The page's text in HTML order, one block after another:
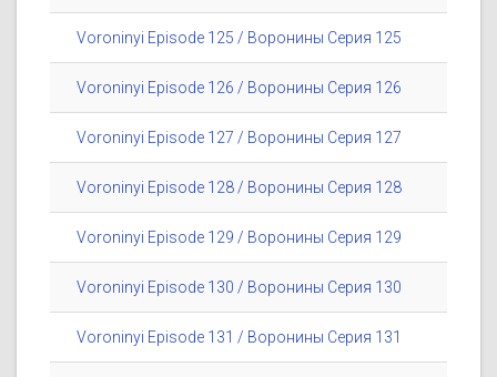
Voroninyi Episode 125 / Воронины Серия 125
Voroninyi Episode 126 / Воронины Серия 126
Voroninyi Episode 127 / Воронины Серия 127
Voroninyi Episode 128 / Воронины Серия 128
Voroninyi Episode 129 / Воронины Серия 129
Voroninyi Episode 130 / Воронины Серия 130
Voroninyi Episode 131 / Воронины Серия 131